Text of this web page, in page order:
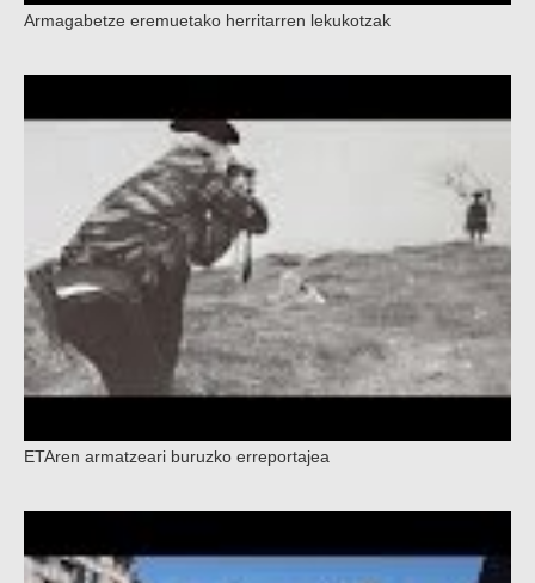
Armagabetze eremuetako herritarren lekukotzak
ETAren armatzeari buruzko erreportajea